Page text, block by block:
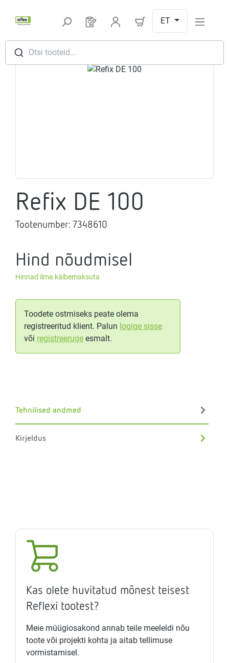
Otsi tooteid...
Sul on 0 toodet soovinimekirjas
ET
Jäta pildigalerii vahele
Refix DE 100
Tootenumber: 7348610
Hind nõudmisel
Hinnad ilma käibemaksuta
Toodete ostmiseks peate olema
registreeritud klient. Palun logige sisse
või registreeruge esmalt.
Tehnilised andmed
Kirjeldus
Kas olete huvitatud mõnest teisest
Reflexi tootest?
Meie müügiosakond annab teile meeleldi nõu
toote või projekti kohta ja aitab tellimuse
vormistamisel.